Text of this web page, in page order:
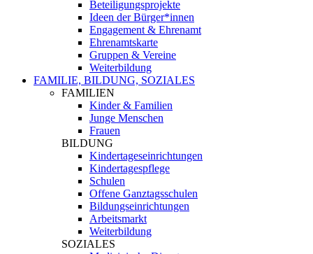
Beteiligungsprojekte
Ideen der Bürger*innen
Engagement & Ehrenamt
Ehrenamtskarte
Gruppen & Vereine
Weiterbildung
FAMILIE, BILDUNG, SOZIALES
FAMILIEN
Kinder & Familien
Junge Menschen
Frauen
BILDUNG
Kindertageseinrichtungen
Kindertagespflege
Schulen
Offene Ganztagsschulen
Bildungseinrichtungen
Arbeitsmarkt
Weiterbildung
SOZIALES